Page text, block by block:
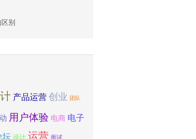
别
产品运营 创业 团队
用户体验 电商 电子
坛 设计 运营 面试